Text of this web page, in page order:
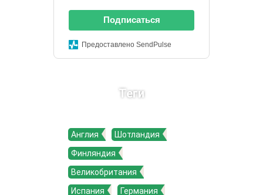
Подписаться
Предоставлено SendPulse
Теги
Англия
Шотландия
Финляндия
Великобритания
Испания
Германия